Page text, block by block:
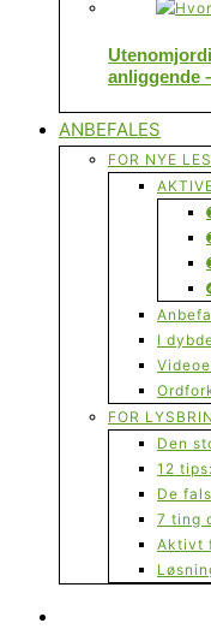
anliggende
ANBEFALES
FOR NYE
I
FOR
Den
12
De
7 ting
Aktivt